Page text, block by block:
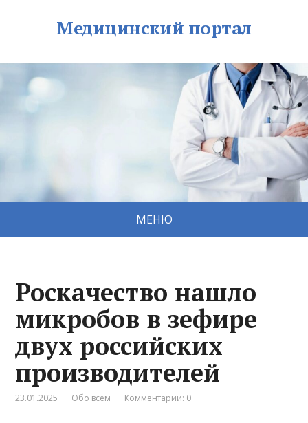
Медицинский портал
МЕНЮ
Роскачество нашло
микробов в зефире
двух российских
производителей
23.01.2025 Обо всем Комментарии: 0